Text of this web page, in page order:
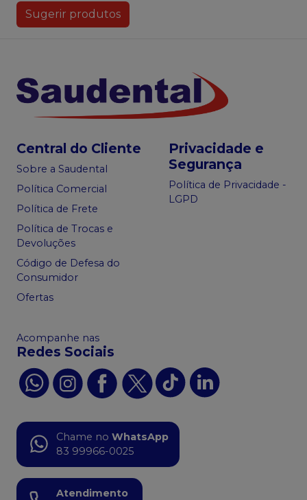
Sugerir produtos
Central do Cliente
Sobre a Saudental
Política Comercial
Política de Frete
Política de Trocas e
Devoluções
Código de Defesa do
Consumidor
Ofertas
Privacidade e
Segurança
Política de Privacidade -
LGPD
Acompanhe nas
Redes Sociais
Chame no WhatsApp
83 99966-0025
Atendimento